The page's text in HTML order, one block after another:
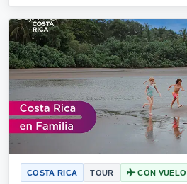
COSTA RICA TOUR CON VUELO